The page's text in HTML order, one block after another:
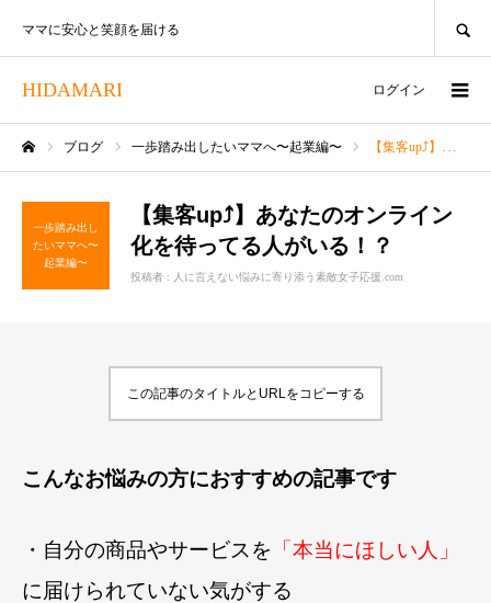
HIDAMARI
ママに安心と笑顔を届ける
ログイン
ブログ 一歩踏み出したいママへ〜起業編〜 【集客up⤴】あなたのオンライン化を待ってる人がいる！？
一歩踏み出し
たいママへ〜
起業編〜
【集客up⤴】あなたのオンライン
化を待ってる人がいる！？
投稿者 : 人に言えない悩みに寄り添う素敵女子応援.com
この記事のタイトルとURLをコピーする
こんなお悩みの方におすすめの記事です
・自分の商品やサービスを 「本当にほしい人」
に届けられていない気がする